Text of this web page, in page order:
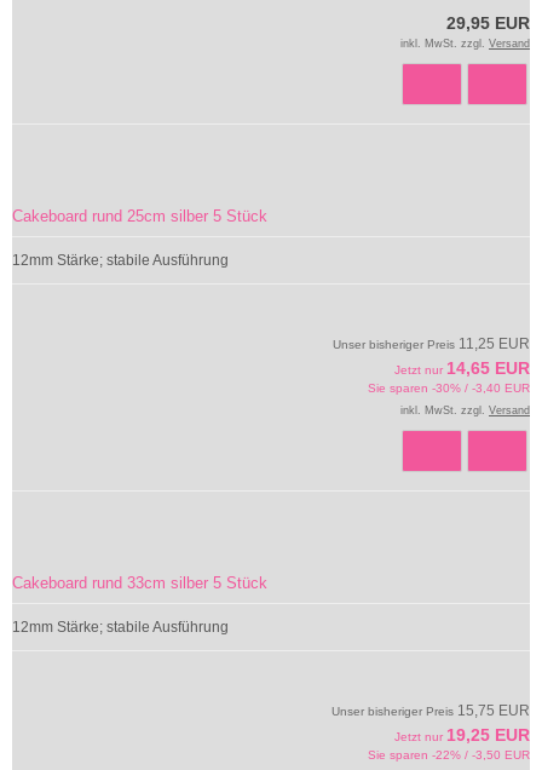
29,95 EUR
inkl. MwSt. zzgl. Versand
Cakeboard rund 25cm silber 5 Stück
12mm Stärke; stabile Ausführung
Unser bisheriger Preis 11,25 EUR
Jetzt nur 14,65 EUR
Sie sparen -30% / -3,40 EUR
inkl. MwSt. zzgl. Versand
Cakeboard rund 33cm silber 5 Stück
12mm Stärke; stabile Ausführung
Unser bisheriger Preis 15,75 EUR
Jetzt nur 19,25 EUR
Sie sparen -22% / -3,50 EUR